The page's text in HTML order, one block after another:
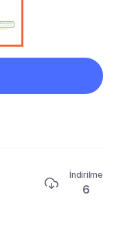
İndirilme
6